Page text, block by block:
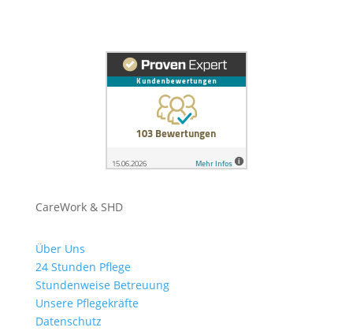
CareWork & SHD
Über Uns
24 Stunden Pflege
Stundenweise Betreuung
Unsere Pflegekräfte
Datenschutz